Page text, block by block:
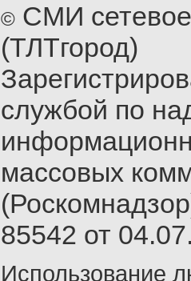
© СМИ
(ТЛТгород)
службой по
массовых
85542 от
Использование